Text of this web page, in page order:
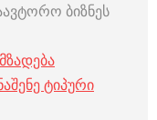
ბიზნეს
ტიპური